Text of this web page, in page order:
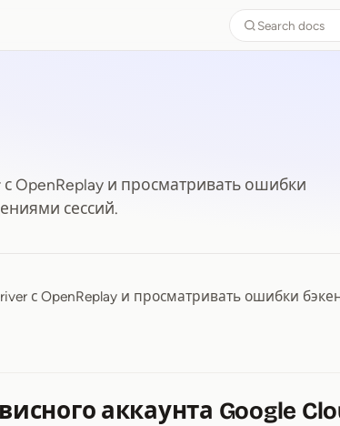
Search docs
OpenReplay и просматривать ошибки
сессий.
с OpenReplay и просматривать ошибки
аккаунта Google